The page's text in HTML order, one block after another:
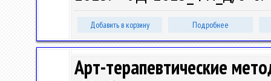
Добавить в корзину Подробнее
Арт-терапевтические